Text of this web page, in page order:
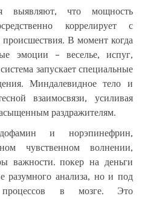
выявляют, что мощность
коррелирует с
В момент когда
эмоции – веселье, испуг,
запускает специальные
Миндалевидное тело и
взаимосвязи, усиливая
раздражителям.
и норэпинефрин,
чувственном волнении,
важности. покер на деньги
разумного анализа, но и под
процессов в мозге. Это